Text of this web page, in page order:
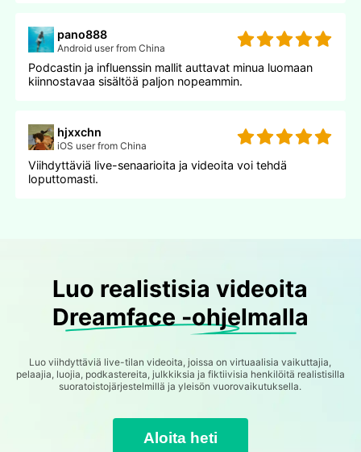
pano888
Android user from China
Podcastin ja influenssin mallit auttavat minua luomaan
kiinnostavaa sisältöä paljon nopeammin.
hjxxchn
iOS user from China
Viihdyttäviä live-senaarioita ja videoita voi tehdä
loputtomasti.
Luo realistisia videoita
Dreamface -ohjelmalla
Luo viihdyttäviä live-tilan videoita, joissa on virtuaalisia vaikuttajia,
pelaajia, luojia, podkastereita, julkkiksia ja fiktiivisia henkilöitä realistisilla
suoratoistojärjestelmillä ja yleisön vuorovaikutuksella.
Aloita heti